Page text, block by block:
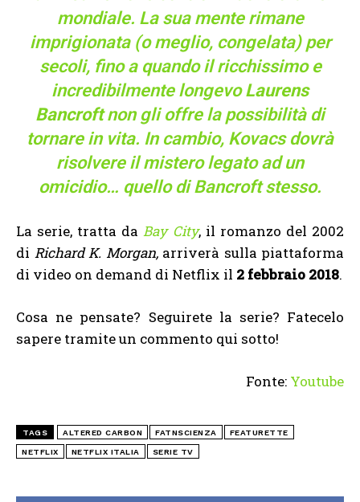
mondiale. La sua mente rimane
imprigionata (o meglio, congelata) per
secoli, fino a quando il ricchissimo e
incredibilmente longevoLaurens
Bancroftnon gli offre la possibilità di
tornare in vita. In cambio, Kovacs dovrà
risolvere il mistero legato ad un
omicidio… quello di Bancroft stesso.
La serie, tratta daBay City, il romanzo del 2002
di Richard K. Morgan,arriverà sulla piattaforma
di video on demand di Netflix il 2 febbraio 2018.
Cosa ne pensate? Seguirete la serie? Fatecelo
sapere tramite un commento qui sotto!
Fonte: Youtube
TAGS ALTERED CARBON FATNSCIENZA FEATURETTE
NETFLIX NETFLIX ITALIA SERIE TV